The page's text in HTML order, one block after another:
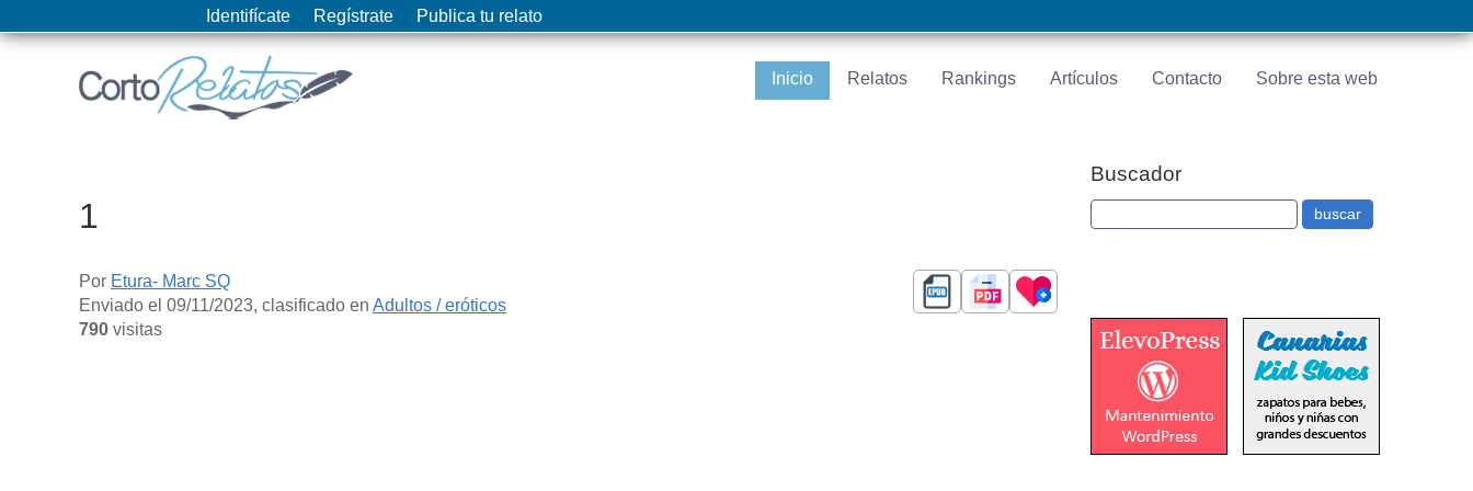
Identifícate Regístrate Publica tu relato
Inicio Relatos Rankings Artículos Contacto Sobre esta web
1
Por Etura- Marc SQ
Enviado el 09/11/2023, clasificado en Adultos / eróticos
790 visitas
Buscador